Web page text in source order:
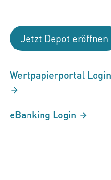
Jetzt Depot eröffnen
Wertpapierportal Login
eBanking Login